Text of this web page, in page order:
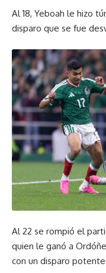
Al 18, Yeboah le hizo
disparo que se fue
Al 22 se rompió el
quien le ganó a
con un disparo